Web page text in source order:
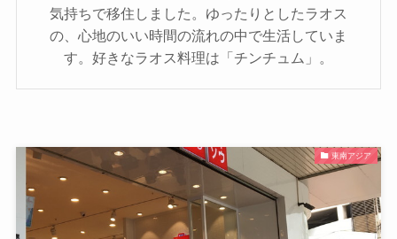
気持ちで移住しました。ゆったりとしたラオス
の、心地のいい時間の流れの中で生活していま
す。好きなラオス料理は「チンチュム」。
東南アジア